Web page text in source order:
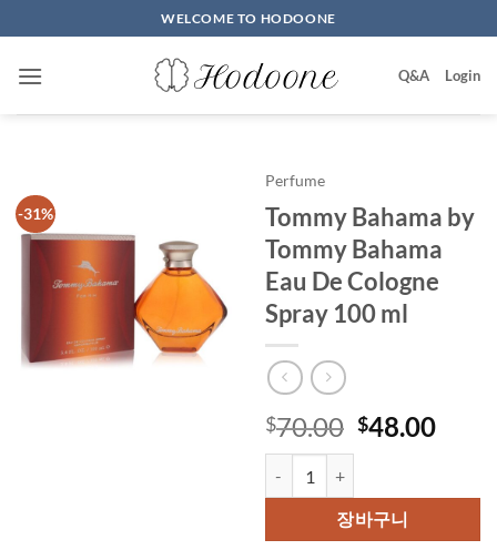
to
content
WELCOME TO HODOONE
Q&A Login
-31%
Perfume
Tommy Bahama by
Tommy Bahama
Eau De Cologne
Spray 100 ml
$70.00 원
격:
$70.00.
$48.00현
격:
장바구니